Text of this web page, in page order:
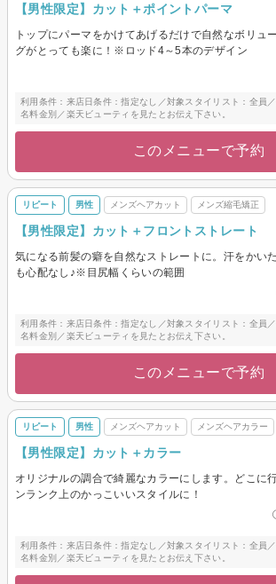
【男性限定】カット＋ポイントパーマ
トップにパーマをかけてあげるだけで自然なボリュ
グがとっても楽に！※ロッド4～5本のデザイン
利用条件：来店日条件：指定なし／対象スタイリスト：全員
名料金別／楽天ビューティを見たとお伝え下さい。
このメニューで予約
リピート 男性 メンズヘアカット メンズ縮毛矯正
【男性限定】カット＋フロントストレート
気になる前髪の癖を自然なストレートに。汗をかい
も心配なし♪※目尻幅くらいの範囲
利用条件：来店日条件：指定なし／対象スタイリスト：全員
名料金別／楽天ビューティを見たとお伝え下さい。
このメニューで予約
リピート 男性 メンズヘアカット メンズヘアカラー
【男性限定】カット＋カラー
オリジナルの調合で綺麗なカラーにします。どこに
ンランク上のかっこいいスタイルに！
利用条件：来店日条件：指定なし／対象スタイリスト：全員
名料金別／楽天ビューティを見たとお伝え下さい。